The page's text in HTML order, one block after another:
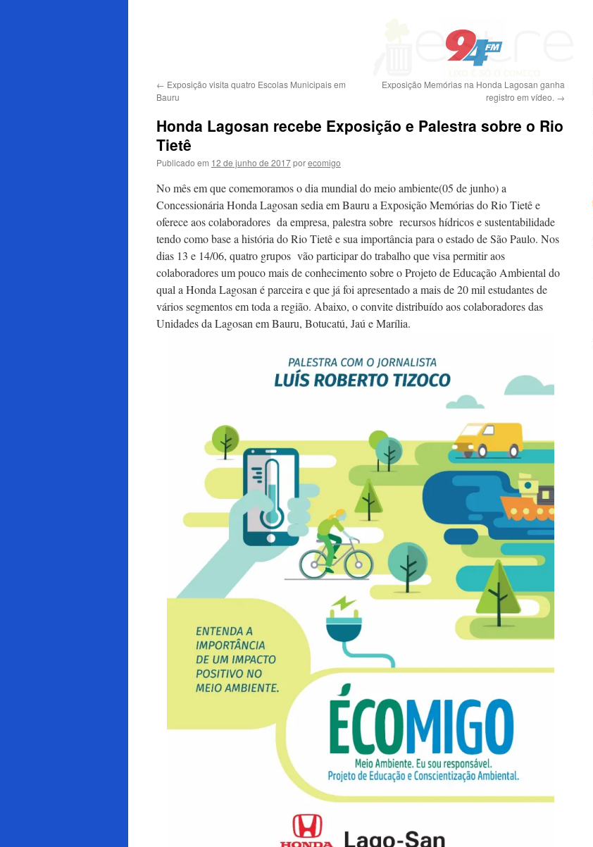
← Exposição visita quatro Escolas Municipais em
Bauru
Exposição Memórias na Honda Lagosan ganha
registro em vídeo. →
Honda Lagosan recebe Exposição e Palestra sobre o Rio
Tietê
Publicado em 12 de junho de 2017porecomigo
No mês em que comemoramos o dia mundial do meio ambiente(05 de junho) a
Concessionária Honda Lagosan sedia em Bauru a Exposição Memórias do Rio Tietê e
oferece aos colaboradores da empresa, palestra sobre recursos hídricos e sustentabilidade
tendo como base a história do Rio Tietê e sua importância para o estado de São Paulo. Nos
dias 13 e 14/06, quatro grupos vão participar do trabalho que visa permitir aos
colaboradores um pouco mais de conhecimento sobre o Projeto de Educação Ambiental do
qual a Honda Lagosan é parceira e que já foi apresentado a mais de 20 mil estudantes de
vários segmentos em toda a região. Abaixo, o convite distribuído aos colaboradores das
Unidades da Lagosan em Bauru, Botucatú, Jaú e Marília.